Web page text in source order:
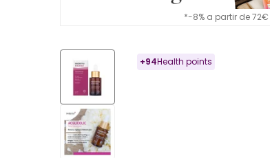
*-8% a partir de
+94Health points